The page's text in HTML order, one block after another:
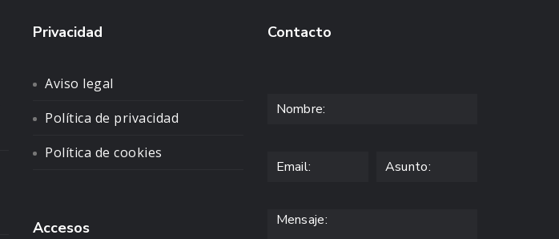
Privacidad
Aviso legal
Política de privacidad
Política de cookies
Accesos
Contacto